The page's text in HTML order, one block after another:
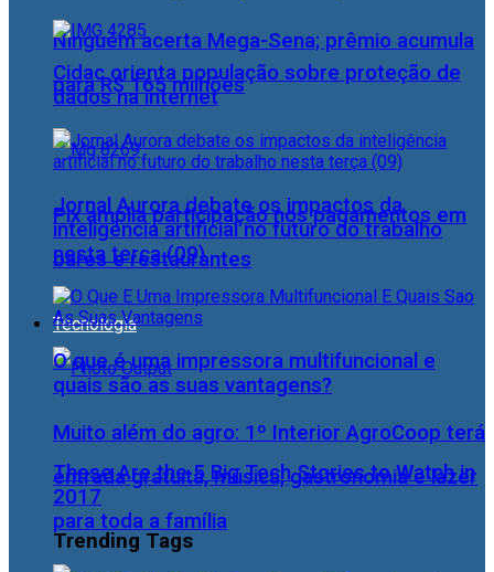
Ninguém acerta Mega-Sena; prêmio acumula
para R$ 165 milhões
Pix amplia participação nos pagamentos em
bares e restaurantes
Tecnologia
Muito além do agro: 1º Interior AgroCoop terá
entrada gratuita, música, gastronomia e lazer
para toda a família
Cidac orienta população sobre proteção de
dados na internet
Jornal Aurora debate os impactos da
inteligência artificial no futuro do trabalho
nesta terça (09)
O que é uma impressora multifuncional e
quais são as suas vantagens?
These Are the 5 Big Tech Stories to Watch in
2017
Trending Tags